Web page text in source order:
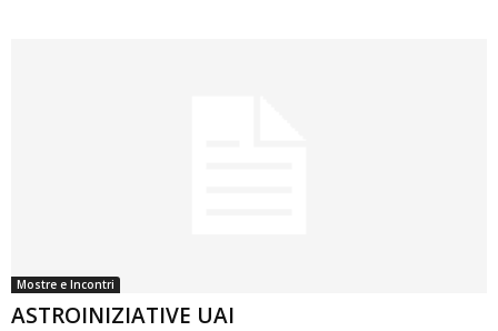
Mostre e Incontri
ASTROINIZIATIVE UAI